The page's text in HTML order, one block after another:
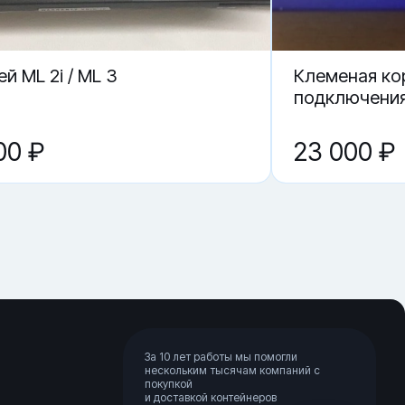
по
ML 2i / ML 3
₽
Клеменая
23 000 ₽
За 10 лет работы мы помогли
нескольким тысячам компаний с
покупкой
и доставкой контейнеров